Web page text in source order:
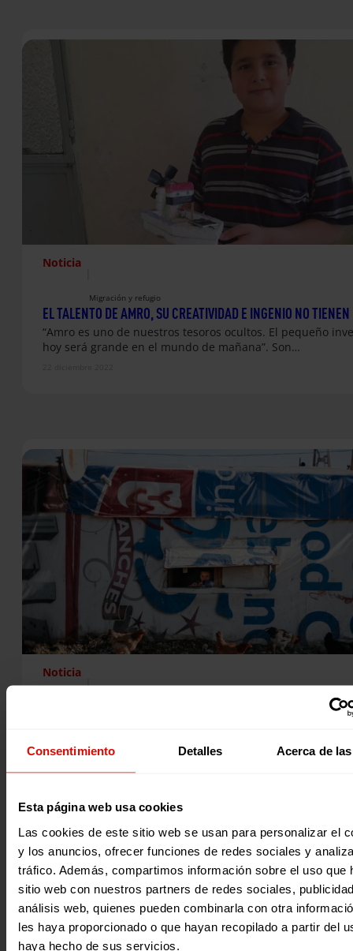
Consentimiento Detalles Acerca de
Esta página web usa cookies
Las cookies de este sitio web se usan para personalizar el
y los anuncios, ofrecer funciones de redes sociales y
tráfico. Además, compartimos información sobre el uso que
sitio web con nuestros partners de redes sociales,
análisis web, quienes pueden combinarla con otra
les haya proporcionado o que hayan recopilado a partir del
haya hecho de sus servicios.
Noticia
Migración y refugio
EL TALENTO DE AMRO, SU CREATIVIDAD E INGENIO NO
“Amro es uno de nuestros tesoros ocultos. El pequeño
hoy será grande en el mundo de mañana”. Son…
Noticia
|
JRS MENA Y ENTRECULTURAS DEMANDAMOS UN APOYO
CONFERENCIA DE BRUSELAS SOBRE EL APOYO AL FUTURO DE
LA REGIÓN
Siria y su Región es una oportunidad para que…